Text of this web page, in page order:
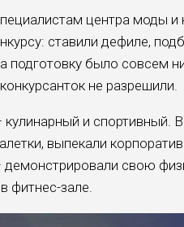
центра моды и
ставили дефиле,
подготовку было совсем
не разрешили.
и спортивный.
выпекали
свою
фитнес-зале.